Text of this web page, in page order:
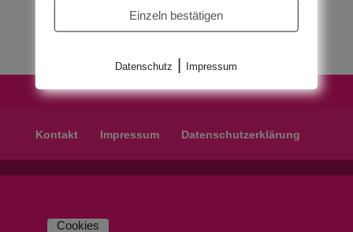
Kontakt Impressum Datenschutzerklärung
Cookies
Einzeln bestätigen
Datenschutz | Impressum